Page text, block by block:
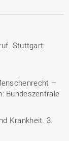
Stuttgart:
–
Bundeszentrale
Krankheit. 3.